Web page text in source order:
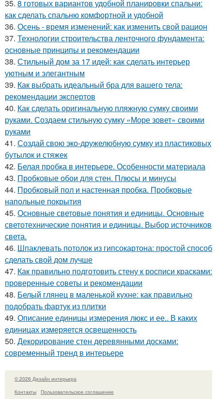
35. 8 готовых вариантов удобной планировки спальни:
как сделать спальню комфортной и удобной
36. Осень - время изменений: как изменить свой рацион
37. Технологии строительства ленточного фундамента:
основные принципы и рекомендации
38. Стильный дом за 17 идей: как сделать интерьер
уютным и элегантным
39. Как выбрать идеальный бра для вашего тела:
рекомендации экспертов
40. Как сделать оригинальную пляжную сумку своими
руками. Создаем стильную сумку «Море зовет» своими
руками
41. Создай свою эко-дружелюбную сумку из пластиковых
бутылок и стяжек
42. Белая пробка в интерьере. Особенности материала
43. Пробковые обои для стен. Плюсы и минусы
44. Пробковый пол и настенная пробка. Пробковые
напольные покрытия
45. Основные световые понятия и единицы. Основные
светотехнические понятия и единицы. Выбор источников
света.
46. Шпаклевать потолок из гипсокартона: простой способ
сделать свой дом лучше
47. Как правильно подготовить стену к росписи красками:
проверенные советы и рекомендации
48. Белый глянец в маленькой кухне: как правильно
подобрать фартук из плитки
49. Описание единицы измерения люкс и ее.. В каких
единицах измеряется освещенность
50. Декорирование стен деревянными досками:
современный тренд в интерьере
© 2026 Дизайн интерьера
Контакты
Пользовательское соглашение